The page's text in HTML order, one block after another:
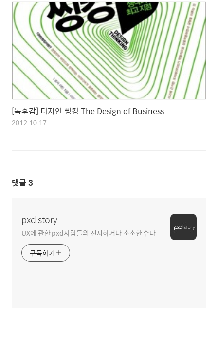
[독후감] 디자인 씽킹 The Design of Business
2012.10.17
댓글 3
pxd story
UX에 관한 pxd사람들의 진지하거나 소소한 수다
구독하기